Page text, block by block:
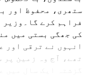
ستھری، محفوظ اور
فراہم کرے
کی جھگی بستی میں
انہوں نے ترقی اور
تھے، آج وہ زمین پر